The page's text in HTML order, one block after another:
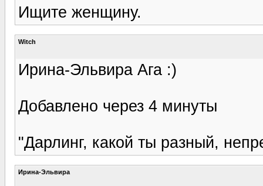
Ищите женщину.
Witch
Ирина-Эльвира Ага :)
Добавлено через 4 минуты
"Дарлинг, какой ты разный,
Ирина-Эльвира